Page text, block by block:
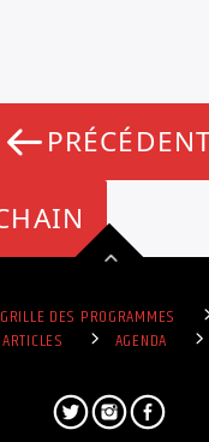
GRILLE DES PROGRAMMES
ARTICLES AGENDA